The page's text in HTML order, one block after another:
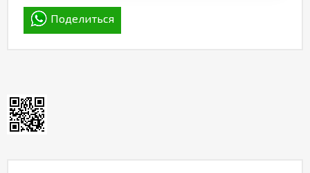
Поделиться